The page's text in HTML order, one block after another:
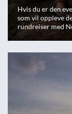
Hvis du er den
som vil oppleve
rundreiser med